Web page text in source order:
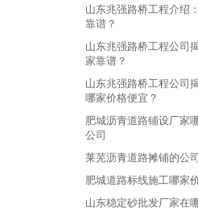
山东兆强路桥工程介绍
靠谱？
山东兆强路桥工程公司
家靠谱？
山东兆强路桥工程公司
哪家价格便宜？
肥城沥青道路铺设厂家
公司
莱芜沥青道路摊铺的公
肥城道路标线施工哪家
山东稳定砂批发厂家在